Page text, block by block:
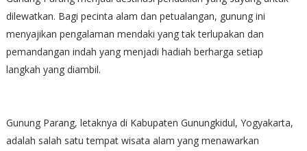
dilewatkan. Bagi pecinta alam dan petualangan, gunung ini
menyajikan pengalaman mendaki yang tak terlupakan dan
pemandangan indah yang menjadi hadiah berharga setiap
langkah yang diambil.
Gunung Parang, letaknya di Kabupaten Gunungkidul, Yogyakarta,
adalah salah satu tempat wisata alam yang menawarkan